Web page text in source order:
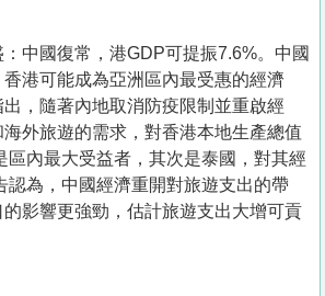
：中國復常，港GDP可提振7.6%。中國
港可能成為亞洲區內最受惠的經濟
，隨著內地取消防疫限制並重啟經
外旅遊的需求，對香港本地生產總值
區內最大受益者，其次是泰國，對其經
認為，中國經濟重開對旅遊支出的帶
影響更強勁，估計旅遊支出大增可貢